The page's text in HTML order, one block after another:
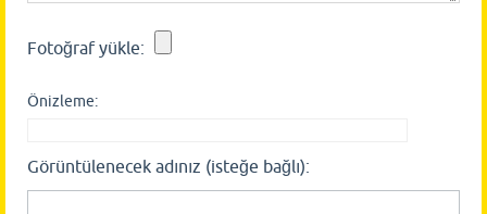
Fotoğraf yükle:
Önizleme:
Görüntülenecek adınız (isteğe bağlı):